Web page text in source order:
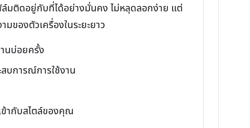
มติดอยู่กับที่ได้อย่างมั่นคง ไม่หลุดลอกง่าย แต่
ของตัวเครื่องในระยะยาว
นบ่อยครั้ง
บการณ์การใช้งาน
ข้ากับสไตล์ของคุณ